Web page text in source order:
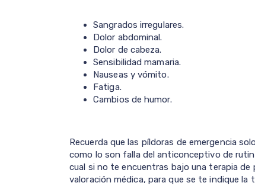
Sangrados irregulares.
Dolor abdominal.
Dolor de cabeza.
Sensibilidad mamaria.
Nauseas y vómito.
Fatiga.
Cambios de humor.
Recuerda que las píldoras de emergencia
como lo son falla del anticonceptivo de
cual si no te encuentras bajo una terapia
valoración médica, para que se te indique